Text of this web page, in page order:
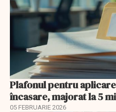
Plafonul pentru
încasare, majorat la 5
05 FEBRUARIE 2026